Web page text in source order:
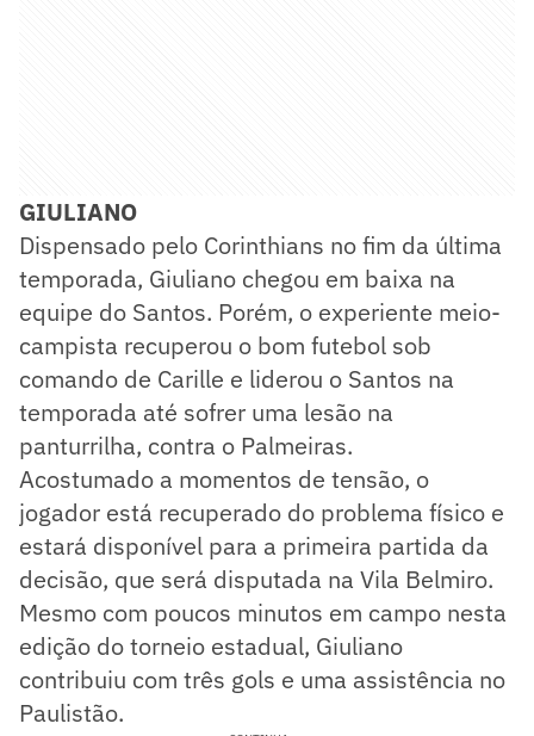
GIULIANO
Dispensado pelo Corinthians no fim da última
temporada, Giuliano chegou em baixa na
equipe do Santos. Porém, o experiente meio-
campista recuperou o bom futebol sob
comando de Carille e liderou o Santos na
temporada até sofrer uma lesão na
panturrilha, contra o Palmeiras.
Acostumado a momentos de tensão, o
jogador está recuperado do problema físico e
estará disponível para a primeira partida da
decisão, que será disputada na Vila Belmiro.
Mesmo com poucos minutos em campo nesta
edição do torneio estadual, Giuliano
contribuiu com três gols e uma assistência no
Paulistão.